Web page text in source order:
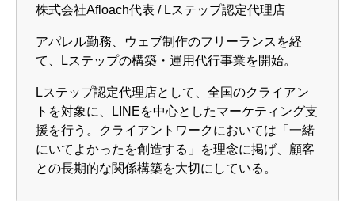
株式会社Afloach代表 / Lステップ認定代理店
アパレル勤務、ウェブ制作のフリーランスを経
て、Lステップの構築・運用代行事業を開始。
Lステップ認定代理店として、全国のクライアン
トを対象に、LINEを中心としたマーケティング支
援を行う。クライアントワークにおいては「一緒
にいてよかったを創造する」を理念に掲げ、顧客
との長期的な関係構築を大切にしている。